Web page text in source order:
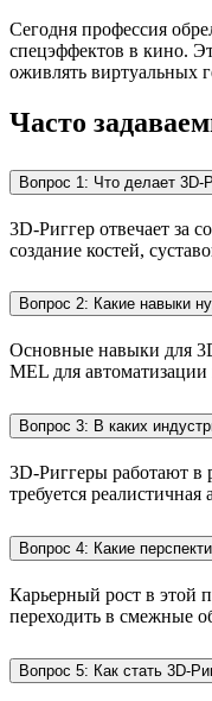
Сегодня профессия
спецэффектов в кино.
оживлять виртуальных
Часто
Вопрос 1: Что делает 3D-
3D-Риггер отвечает за
создание костей,
Вопрос 2: Какие навыки
Основные навыки для
MEL для
Вопрос 3: В каких
3D-Риггеры работают в
требуется
Вопрос 4: Какие
Карьерный рост в этой
переходить в смежные
Вопрос 5: Как стать 3D-